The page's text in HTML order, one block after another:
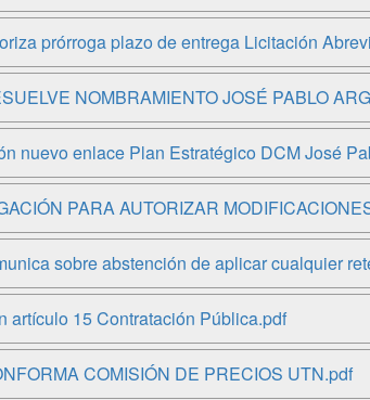
prórroga plazo de entrega Licitación
NOMBRAMIENTO JOSÉ PABLO
nuevo enlace Plan Estratégico DCM José
PARA AUTORIZAR
sobre abstención de aplicar cualquier
artículo 15 Contratación Pública.pdf
COMISIÓN DE PRECIOS UTN.pdf